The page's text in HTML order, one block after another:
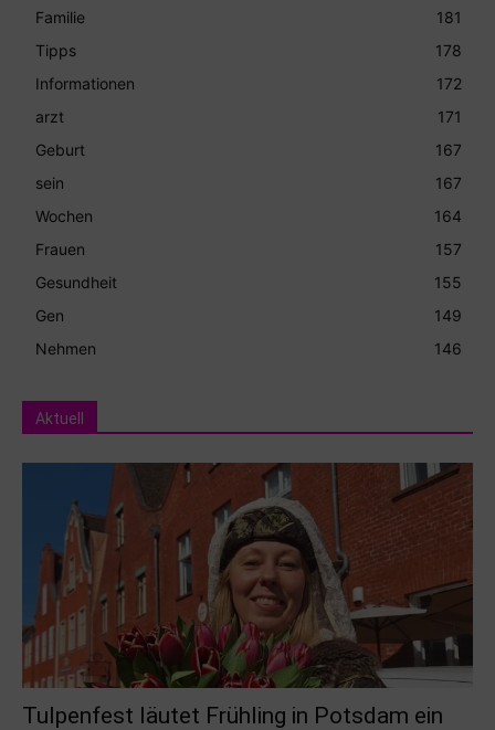
Familie
181
Tipps
178
Informationen
172
arzt
171
Geburt
167
sein
167
Wochen
164
Frauen
157
Gesundheit
155
Gen
149
Nehmen
146
Aktuell
Tulpenfest läutet Frühling in Potsdam ein